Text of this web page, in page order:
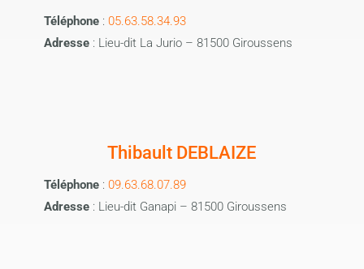
Téléphone: 05.63.58.34.93
Adresse : Lieu-dit La Jurio – 81500 Giroussens
Thibault DEBLAIZE
Téléphone: 09.63.68.07.89
Adresse : Lieu-dit Ganapi – 81500 Giroussens